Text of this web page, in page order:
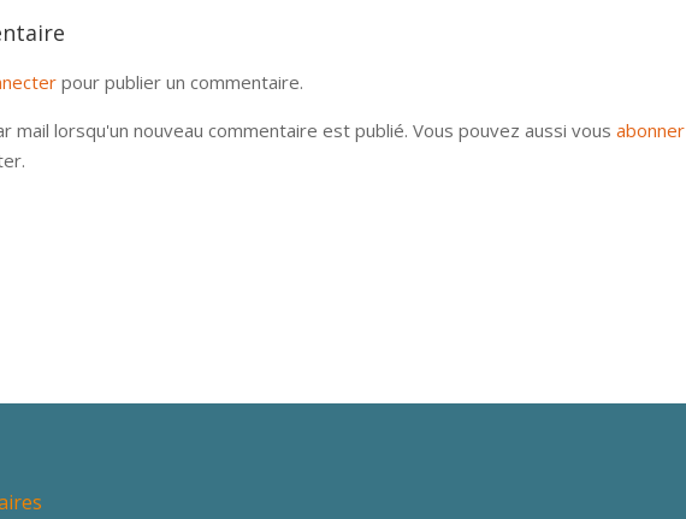
pour publier un commentaire.
mail lorsqu'un nouveau commentaire est publié. Vous pouvez aussi vous